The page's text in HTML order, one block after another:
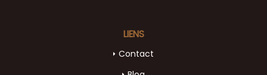
LIENS
Contact